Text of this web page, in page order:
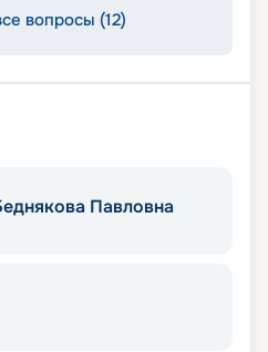
вопросы (12)
Павловна